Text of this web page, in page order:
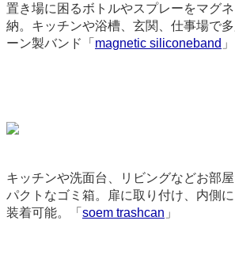
置き場に困るボトルやスプレーをマグ
納。キッチンや浴槽、玄関、仕事場で
ーン製バンド「 magnetic siliconeband 」
キッチンや洗面台、リビングなどお部
パクトなゴミ箱。扉に取り付け、内側
装着可能。「 soem trashcan 」